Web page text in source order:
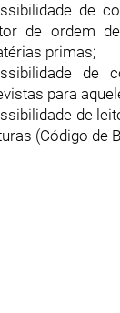
de
de ordem
primas;
de
para
de
(Código de